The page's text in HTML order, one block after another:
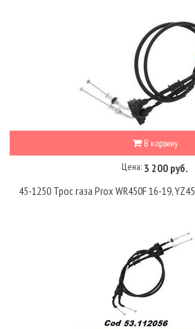
В корзину
Цена: 3 200 руб.
45-1250 Трос газа Prox WR450F 16-19,